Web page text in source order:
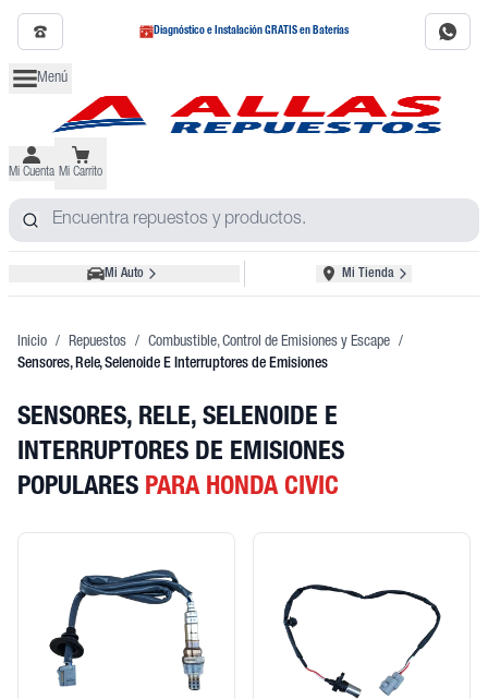
Diagnóstico e Instalación GRATIS en Baterías
Menú
Mi Cuenta Mi Carrito
Mi Auto Mi Tienda
Inicio / Repuestos / Combustible, Control de Emisiones y Escape /
Sensores, Rele, Selenoide E Interruptores de Emisiones
SENSORES, RELE, SELENOIDE E
INTERRUPTORES DE EMISIONES
POPULARES PARA HONDA CIVIC